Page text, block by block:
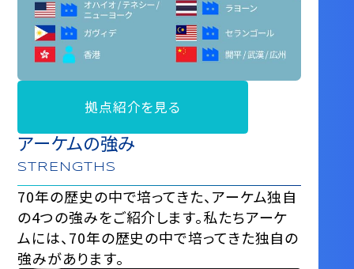
拠点紹介を見る
アーケムの強み
STRENGTHS
70年の歴史の中で培ってきた、アーケム独自
の4つの強みをご紹介します。私たちアーケ
ムには、70年の歴史の中で培ってきた独自の
強みがあります。